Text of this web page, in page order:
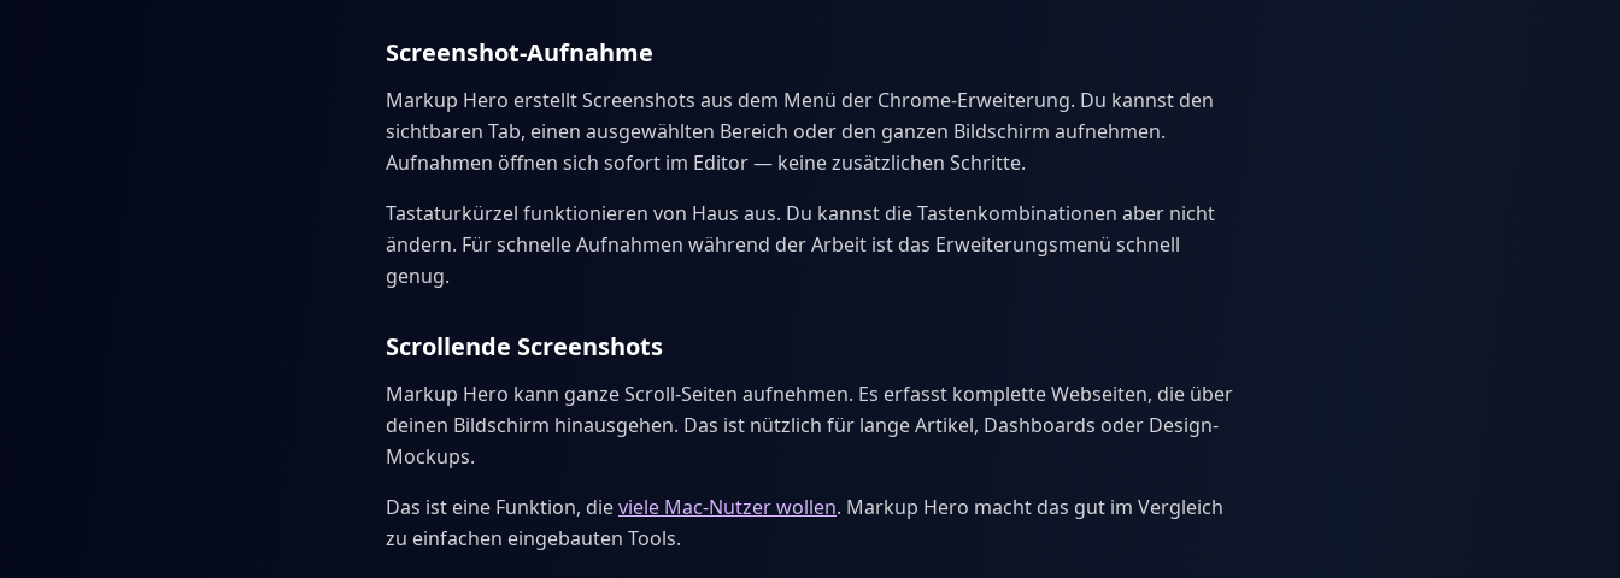
Screenshot-Aufnahme
Markup Hero erstellt Screenshots aus dem Menü der Chrome-Erweiterung. Du kannst den
sichtbaren Tab, einen ausgewählten Bereich oder den ganzen Bildschirm aufnehmen.
Aufnahmen öffnen sich sofort im Editor — keine zusätzlichen Schritte.
Tastaturkürzel funktionieren von Haus aus. Du kannst die Tastenkombinationen aber nicht
ändern. Für schnelle Aufnahmen während der Arbeit ist das Erweiterungsmenü schnell
genug.
Scrollende Screenshots
Markup Hero kann ganze Scroll-Seiten aufnehmen. Es erfasst komplette Webseiten, die über
deinen Bildschirm hinausgehen. Das ist nützlich für lange Artikel, Dashboards oder Design-
Mockups.
Das ist eine Funktion, dieviele Mac-Nutzer wollen. Markup Hero macht das gut im Vergleich
zu einfachen eingebauten Tools.